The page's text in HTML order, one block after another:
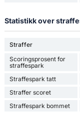
Statistikk over
Straffer
Scoringsprosent for
straffespark
Straffespark tatt
Straffer scoret
Straffespark bommet